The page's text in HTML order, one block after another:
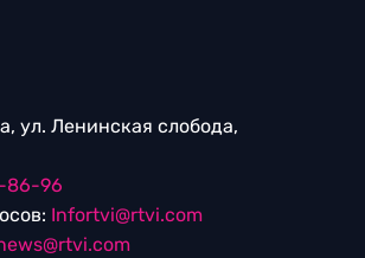
ул. Ленинская слобода,
86-96
Infortvi@rtvi.com